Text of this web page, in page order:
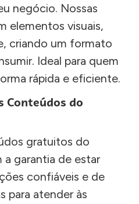
negócio. Nossas
elementos visuais,
criando um formato
Ideal para quem
rápida e eficiente.
Conteúdos do
gratuitos do
a garantia de estar
confiáveis e de
para atender às